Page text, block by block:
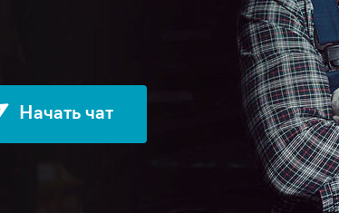
Начать чат